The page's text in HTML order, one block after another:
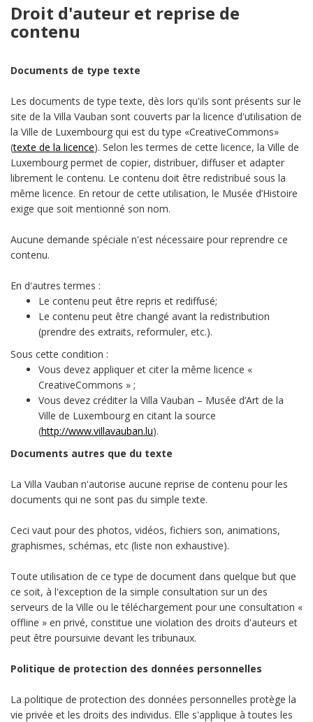
Droit d'auteur et reprise de
contenu
Documents de type texte
Les documents de type texte, dès lors qu'ils sont présents sur le
site de la Villa Vauban sont couverts par la licence d'utilisation de
la Ville de Luxembourg qui est du type «CreativeCommons»
(texte de la licence). Selon les termes de cette licence, la Ville de
Luxembourg permet de copier, distribuer, diffuser et adapter
librement le contenu. Le contenu doit être redistribué sous la
même licence. En retour de cette utilisation, le Musée d’Histoire
exige que soit mentionné son nom.
Aucune demande spéciale n'est nécessaire pour reprendre ce
contenu.
En d'autres termes :
Le contenu peut être repris et rediffusé;
Le contenu peut être changé avant la redistribution
(prendre des extraits, reformuler, etc.).
Sous cette condition :
Vous devez appliquer et citer la même licence «
CreativeCommons » ;
Vous devez créditer la Villa Vauban – Musée d’Art de la
Ville de Luxembourg en citant la source
(http://www.villavauban.lu).
Documents autres que du texte
La Villa Vauban n'autorise aucune reprise de contenu pour les
documents qui ne sont pas du simple texte.
Ceci vaut pour des photos, vidéos, fichiers son, animations,
graphismes, schémas, etc (liste non exhaustive).
Toute utilisation de ce type de document dans quelque but que
ce soit, à l'exception de la simple consultation sur un des
serveurs de la Ville ou le téléchargement pour une consultation «
offline » en privé, constitue une violation des droits d'auteurs et
peut être poursuivie devant les tribunaux.
Politique de protection des données personnelles
La politique de protection des données personnelles protège la
vie privée et les droits des individus. Elle s'applique à toutes les